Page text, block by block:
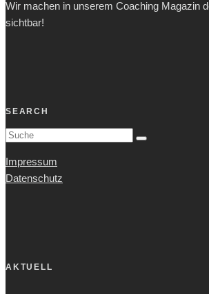
Wir machen in unserem Coaching Magazin
sichtbar!
SEARCH
Impressum
Datenschutz
AKTUELL